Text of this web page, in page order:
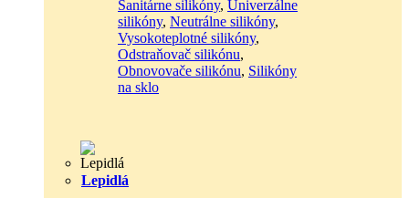
Sanitárne silikóny, Univerzálne
silikóny, Neutrálne silikóny,
Vysokoteplotné silikóny,
Odstraňovač silikónu,
Obnovovače silikónu, Silikóny
na sklo
Lepidlá